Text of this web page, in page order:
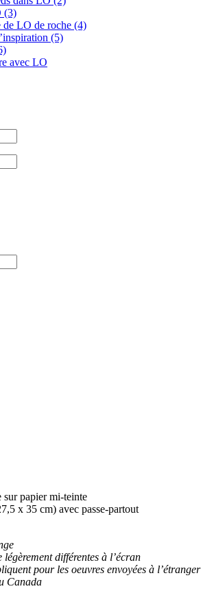
(3)
de LO de roche (4)
(5)
avec LO
sur papier mi-teinte
x 35 cm) avec passe-partout
différentes à l’écran
pour les oeuvres envoyées à l’étranger
Canada